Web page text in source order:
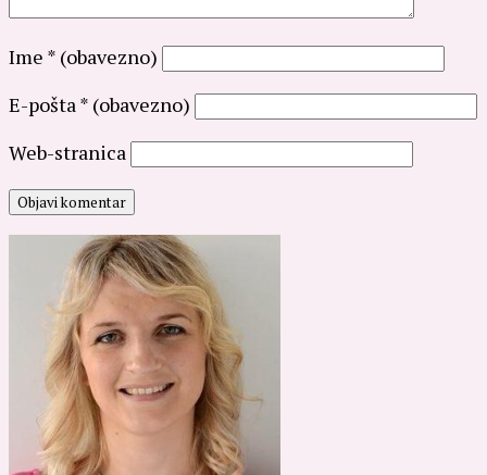
Ime * (obavezno)
E-pošta* (obavezno)
Web-stranica